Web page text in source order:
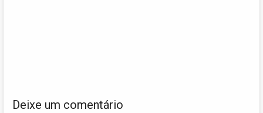
Deixe um comentário